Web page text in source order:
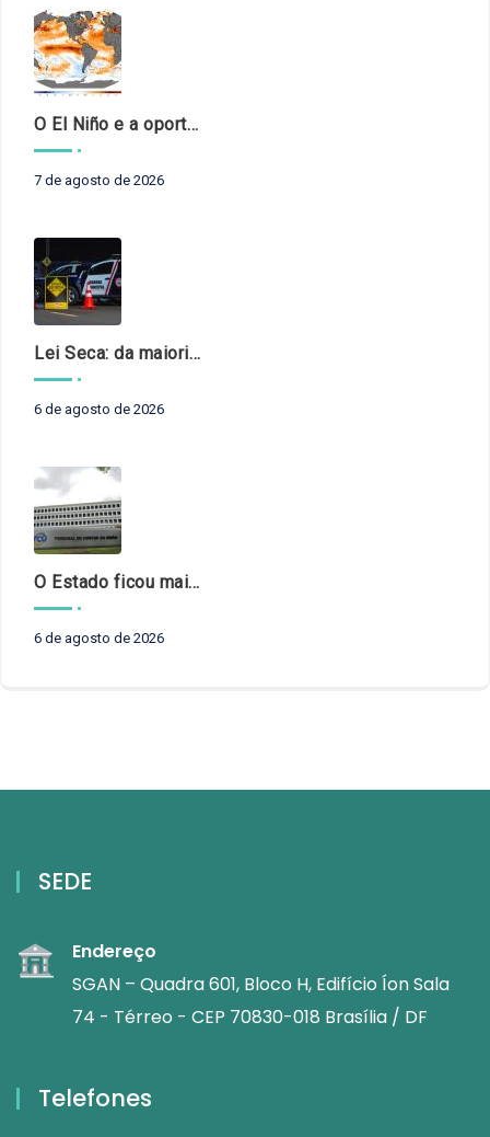
O El Niño e a oportunidade de fortalecer o controle externo das políticas climáticas
7 de agosto de 2026
Lei Seca: da maioridade à maturidade
6 de agosto de 2026
O Estado ficou mais complexo. O controle precisa acompanhar
6 de agosto de 2026
SEDE
Endereço
SGAN – Quadra 601, Bloco H, Edifício Íon Sala
74 - Térreo - CEP 70830-018 Brasília / DF
Telefones